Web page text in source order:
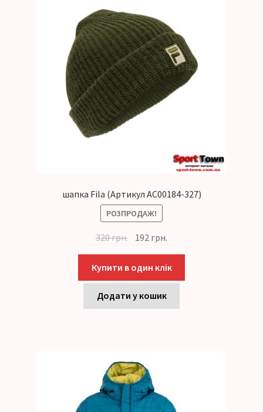
шапка Fila (Артикул AC00184-327)
РОЗПРОДАЖ!
320грн. 192 грн.
Купити в один клік
Додати у кошик